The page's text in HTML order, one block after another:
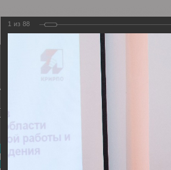
стандарт
роста в
Деятельность
1 из 88